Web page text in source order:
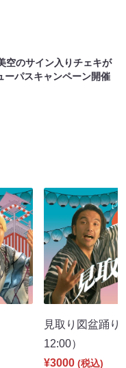
空のサイン入りチェキが
ーパスキャンペーン開催
見取り図盆踊
12:00）
¥3000 (税込)